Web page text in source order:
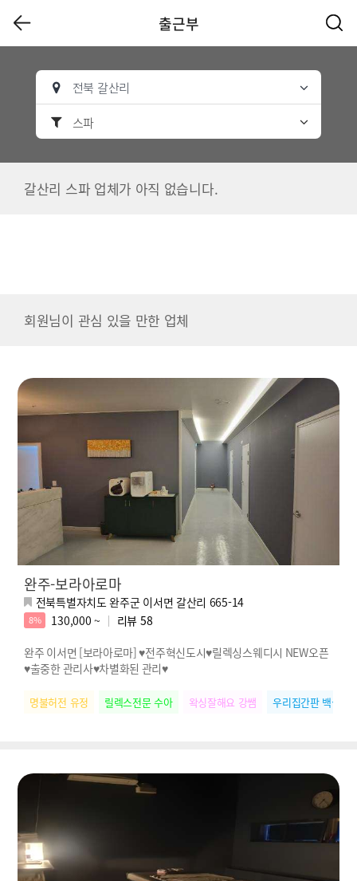
출근부
전북 갈산리
스파
갈산리 스파 업체가 아직 없습니다.
회원님이 관심 있을 만한 업체
완주-보라아로마
전북특별자치도 완주군 이서면 갈산리 665-14
8% 130,000 ~ 리뷰 58
완주 이서면 [보라아로마] ♥전주혁신도시♥릴렉싱스웨디시 NEW오픈
♥출중한 관리사♥차별화된 관리♥
명불허전 유정 릴렉스전문 수아 왁싱잘해요 강쌤 우리집간판 백실장